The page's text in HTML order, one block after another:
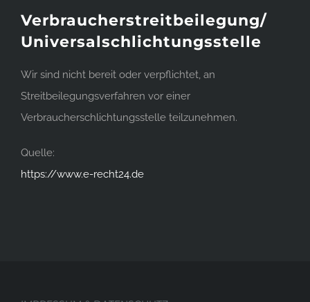
Verbraucherstreitbeilegung/
Universalschlichtungsstelle
Wir sind nicht bereit oder verpflichtet, an
Streitbeilegungsverfahren vor einer
Verbraucherschlichtungsstelle teilzunehmen.
Quelle:
https://www.e-recht24.de